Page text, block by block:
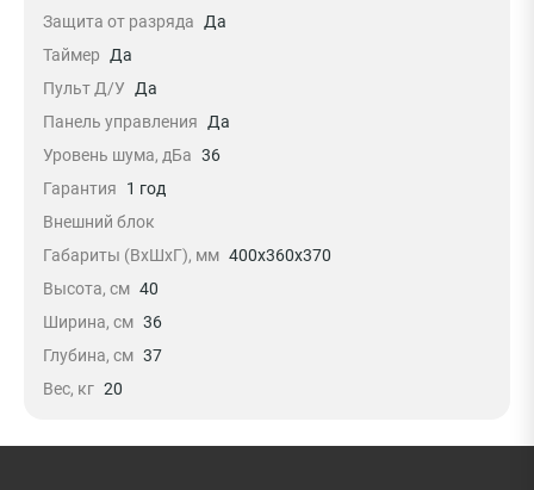
Защита от разряда
Да
Таймер
Да
Пульт Д/У
Да
Панель управления
Да
Уровень шума, дБа 36
Гарантия
1 год
Внешний блок
Габариты (ВхШхГ), мм 400x360x370
Высота, см 40
Ширина, см 36
Глубина, см 37
Вес, кг 20